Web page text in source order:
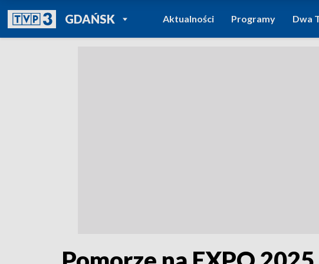
GDAŃSKPOWRÓT DO
TVP REGIONY
Aktualności Programy Dwa